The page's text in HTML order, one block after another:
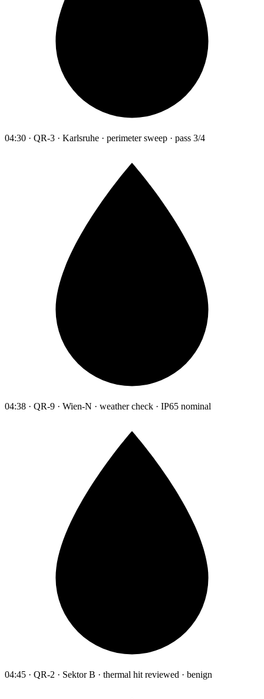
04:30 · QR-3 · Karlsruhe · perimeter sweep · pass 3/4
04:38 · QR-9 · Wien-N · weather check · IP65 nominal
04:45 · QR-2 · Sektor B · thermal hit reviewed · benign